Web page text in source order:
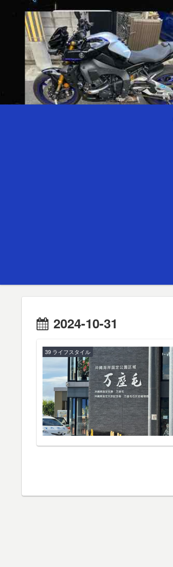
2024-10-31
39 ライフスタイル